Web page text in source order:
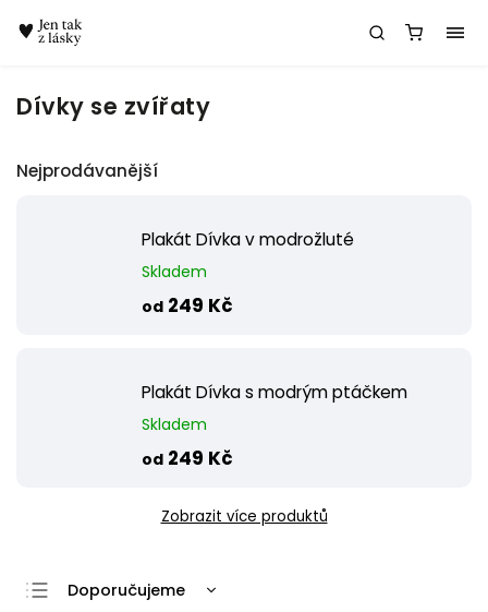
Dívky se zvířaty
Nejprodávanější
Plakát Dívka v modrožluté
Skladem
od 249 Kč
Plakát Dívka s modrým ptáčkem
Skladem
od 249 Kč
Zobrazit více produktů
Doporučujeme